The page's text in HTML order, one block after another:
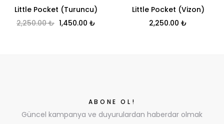
Little Pocket (Turuncu)
2,250.00₺ Orijinal fiyat: 2,250.00 ₺.
1,450.00 ₺ Şu andaki fiyat: 1,450.00 ₺.
Little Pocket (Vizon)
2,250.00 ₺
ABONE OL!
Güncel kampanya ve duyurulardan haberdar olmak